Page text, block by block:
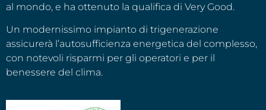
al mondo, e ha ottenuto la qualifica di Very Good.
Un modernissimo impianto di trigenerazione
assicurerà l’autosufficienza energetica del complesso,
con notevoli risparmi per gli operatori e per il
benessere del clima.